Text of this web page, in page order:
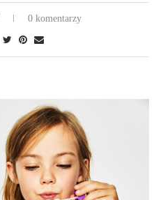
0 komentarzy